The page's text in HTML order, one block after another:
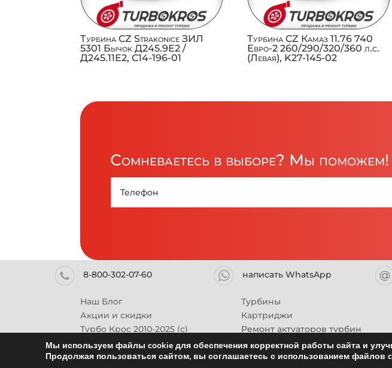
Турбина CZ Strakonice ЗИЛ
5301 Бычок Д245.9Е2 /
Д245.11Е2, C14-196-01
Турбина CZ Камаз 11.76 740
Евро-2 260/290/320/360 л.с.
(Левая), K27-145-02
Сомневаетесь в выборе? Мы поможем!
8-800-302-07-60 написать WhatsApp
Наш Блог
Акции и скидки
Турбо Крос 2010-2025 (с)
Турбины
Картриджи
Ремонт актуаторов турбин
Мы используем файлы cookie для обеспечения корректной работы сайта и
Продолжая пользоваться сайтом, вы соглашаетесь с использованием файлов